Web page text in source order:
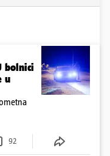
bolnici
u
92